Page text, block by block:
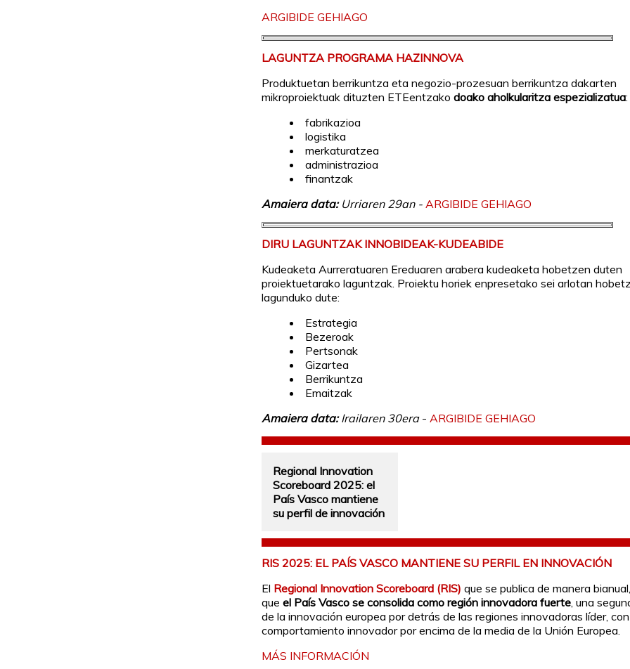
ARGIBIDE GEHIAGO
LAGUNTZA PROGRAMA HAZINNOVA
Produktuetan berrikuntza eta negozio-prozesuan berrikuntza dakarten
mikroproiektuak dituzten ETEentzako doako aholkularitza espezializatua:
fabrikazioa
logistika
merkaturatzea
administrazioa
finantzak
Amaiera data: Urriaren 29an - ARGIBIDE GEHIAGO
DIRU LAGUNTZAK INNOBIDEAK-KUDEABIDE
Kudeaketa Aurreratuaren Ereduaren arabera kudeaketa hobetzen duten
proiektuetarako laguntzak. Proiektu horiek enpresetako sei arlotan
lagunduko dute:
Estrategia
Bezeroak
Pertsonak
Gizartea
Berrikuntza
Emaitzak
Amaiera data:Irailaren 30era- ARGIBIDE GEHIAGO
Regional Innovation
Scoreboard 2025: el
País Vasco mantiene
su perfil de innovación
RIS 2025: EL PAÍS VASCO MANTIENE SU PERFIL EN INNOVACIÓN
El Regional Innovation Scoreboard (RIS) que se publica de manera
que el País Vasco se consolida como región innovadora fuerte, una
de la innovación europea por detrás de las regiones innovadoras líder,
comportamiento innovador por encima de la media de la Unión Europea.
MÁS INFORMACIÓN